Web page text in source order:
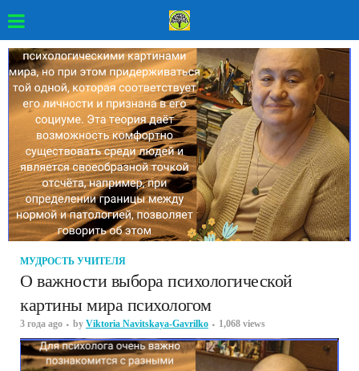
МУДРОСТЬ УЧИТЕЛЯ
О важности выбора психологической
картины мира психологом
3 года ago by Viktoria Navitskaya-Gavrilko 1,068 views